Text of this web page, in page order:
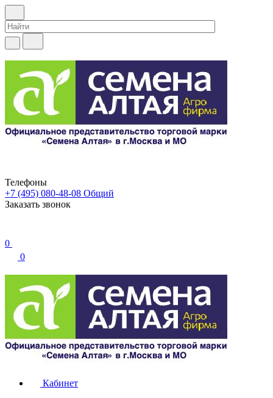
Телефоны
+7 (495) 080-48-08 Общий
Заказать звонок
0
0
Кабинет